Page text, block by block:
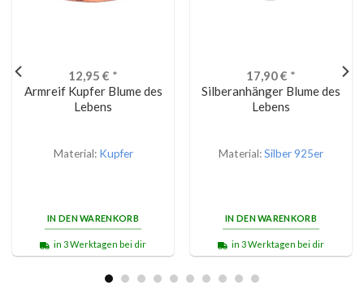
12,95 € *
Armreif Kupfer Blume des
Lebens
Material: Kupfer
IN DEN WARENKORB
in 3 Werktagen bei dir
17,90€ *
Silberanhänger Blume des
Lebens
Material:Silber 925er
IN DEN WARENKORB
in 3 Werktagen bei dir